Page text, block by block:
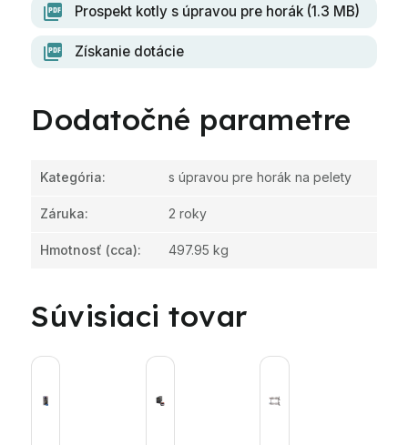
Prospekt kotly s úpravou pre horák (1.3 MB)
Získanie dotácie
Dodatočné parametre
Kategória: s úpravou pre horák na pelety
Záruka: 2 roky
Hmotnosť (cca): 497.95 kg
Súvisiaci tovar